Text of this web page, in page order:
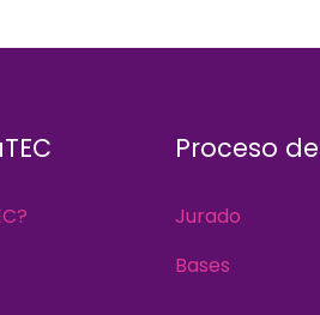
Proceso
Jurado
Bases